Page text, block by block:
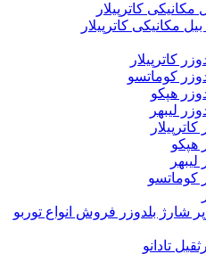
کاترپیلار
فروش انواع توربو